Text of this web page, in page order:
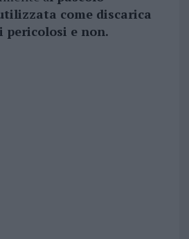
come discarica
e non.